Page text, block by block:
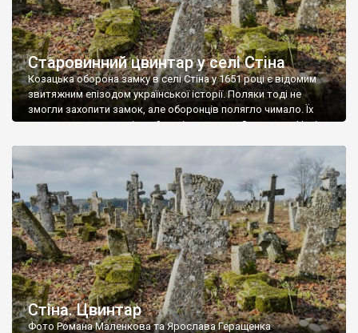
Старовинний цвинтар у селі Стіна
Козацька оборона замку в селі Стіна у 1651 році є відомим
звитяжним епізодом української історії. Поляки тоді не
змогли захопити замок, але оборонців полягло чимало. Їх
поховали на цвинтарі, який тоді називався Замковим. Нині на
ньому чимало хрестів 19 століття, є такі, де епітафії стер […]
Стіна. Цвинтар
Фото Романа Маленкова та Ярослава Геращенка